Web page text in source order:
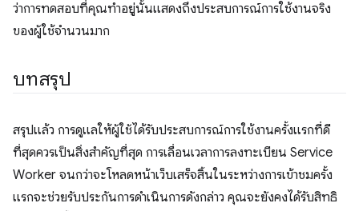
ว่าการทดสอบที่คุณทำอยู่นั้นแสดงถึงประสบการณ์การใช้งานจริง
ของผู้ใช้จำนวนมาก
บทสรุป
สรุปแล้ว การดูแลให้ผู้ใช้ได้รับประสบการณ์การใช้งานครั้งแรกที่ดี
ที่สุดควรเป็นสิ่งสำคัญที่สุด การเลื่อนเวลาการลงทะเบียน Service
Worker จนกว่าจะโหลดหน้าเว็บเสร็จสิ้นในระหว่างการเข้าชมครั้ง
แรกจะช่วยรับประกันการดำเนินการดังกล่าว คุณจะยังคงได้รับสิทธิ